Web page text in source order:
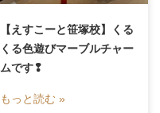
【えすこーと笹塚校】くる
くる色遊びマーブルチャー
ムです❢
もっと読む »